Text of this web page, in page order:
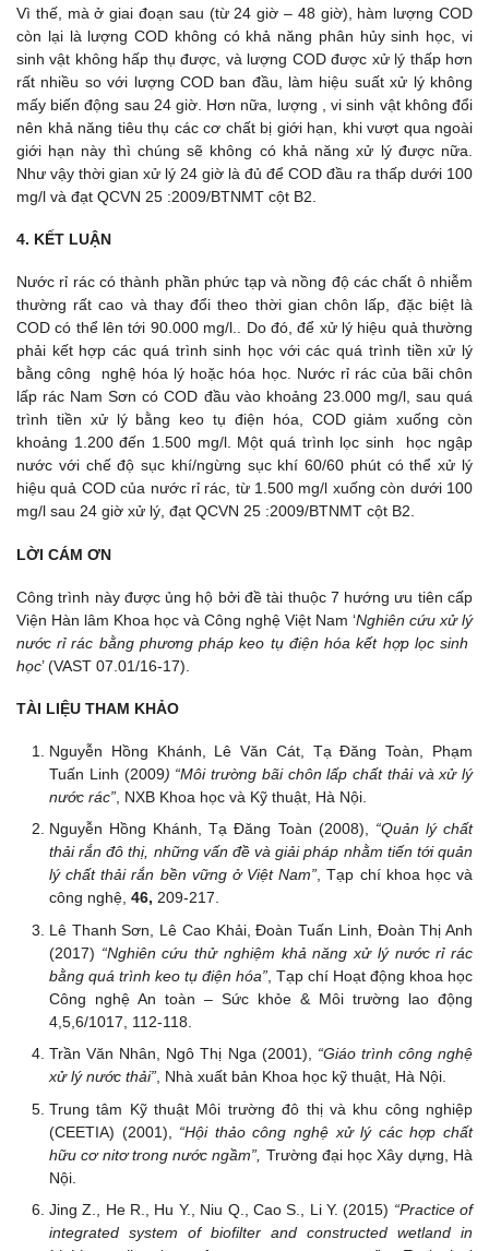
Vì thế, mà ở giai đoạn sau (từ 24 giờ – 48 giờ), hàm lượng COD
còn lại là lượng COD không có khả năng phân hủy sinh học, vi
sinh vật không hấp thụ được, và lượng COD được xử lý thấp hơn
rất nhiều so với lượng COD ban đầu, làm hiệu suất xử lý không
mấy biến động sau 24 giờ. Hơn nữa, lượng , vi sinh vật không đổi
nên khả năng tiêu thụ các cơ chất bị giới hạn, khi vượt qua ngoài
giới hạn này thì chúng sẽ không có khả năng xử lý được nữa.
Như vậy thời gian xử lý 24 giờ là đủ để COD đầu ra thấp dưới 100
mg/l và đạt QCVN 25 :2009/BTNMT cột B2.
4. KẾT LUẬN
Nước rỉ rác có thành phần phức tạp và nồng độ các chất ô nhiễm
thường rất cao và thay đổi theo thời gian chôn lấp, đặc biệt là
COD có thể lên tới 90.000 mg/l.. Do đó, để xử lý hiệu quả thường
phải kết hợp các quá trình sinh học với các quá trình tiền xử lý
bằng công nghệ hóa lý hoặc hóa học. Nước rỉ rác của bãi chôn
lấp rác Nam Sơn có COD đầu vào khoảng 23.000 mg/l, sau quá
trình tiền xử lý bằng keo tụ điện hóa, COD giảm xuống còn
khoảng 1.200 đến 1.500 mg/l. Một quá trình lọc sinh học ngập
nước với chế độ sục khí/ngừng sục khí 60/60 phút có thể xử lý
hiệu quả COD của nước rỉ rác, từ 1.500 mg/l xuống còn dưới 100
mg/l sau 24 giờ xử lý, đạt QCVN 25 :2009/BTNMT cột B2.
LỜI CÁM ƠN
Công trình này được ủng hộ bởi đề tài thuộc 7 hướng ưu tiên cấp
Viện Hàn lâm Khoa học và Công nghệ Việt Nam ‘Nghiên cứu xử lý
nước rỉ rác bằng phương pháp keo tụ điện hóa kết hợp lọc sinh
học’ (VAST 07.01/16-17).
TÀI LIỆU THAM KHẢO
Nguyễn Hồng Khánh, Lê Văn Cát, Tạ Đăng Toàn, Phạm
Tuấn Linh (2009) “Môi trường bãi chôn lấp chất thải và xử lý
nước rác” , NXB Khoa học và Kỹ thuật, Hà Nội.
Nguyễn Hồng Khánh, Tạ Đăng Toàn (2008), “Quản lý chất
thải rắn đô thị, những vấn đề và giải pháp nhằm tiến tới quản
lý chất thải rắn bền vững ở Việt Nam”, Tạp chí khoa học và
công nghệ, 46, 209-217.
Lê Thanh Sơn, Lê Cao Khải, Đoàn Tuấn Linh, Đoàn Thị Anh
(2017) “Nghiên cứu thử nghiệm khả năng xử lý nước rỉ rác
bằng quá trình keo tụ điện hóa” , Tạp chí Hoạt động khoa học
Công nghệ An toàn – Sức khỏe & Môi trường lao động
4,5,6/1017, 112-118.
Trần Văn Nhân, Ngô Thị Nga (2001), “Giáo trình công nghệ
xử lý nước thải”, Nhà xuất bản Khoa học kỹ thuật, Hà Nội.
Trung tâm Kỹ thuật Môi trường đô thị và khu công nghiệp
(CEETIA) (2001), “Hội thảo công nghệ xử lý các hợp chất
hữu cơ nitơ trong nước ngầm”, Trường đại học Xây dựng, Hà
Nội.
Jing Z., He R., Hu Y., Niu Q., Cao S., Li Y. (2015) “Practice of
integrated system of biofilter and constructed wetland in